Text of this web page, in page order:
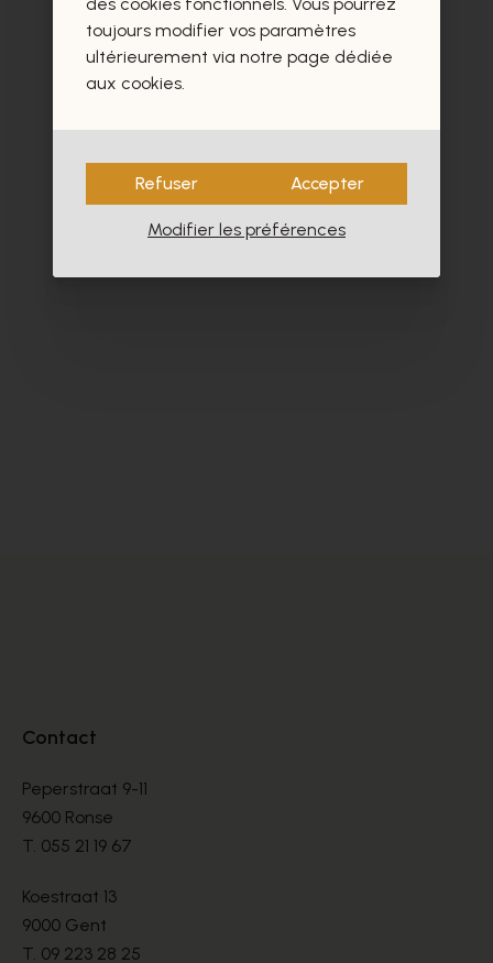
Contact
Peperstraat 9-11
9600 Ronse
T. 055 21 19 67
Koestraat 13
9000 Gent
T. 09 223 28 25
toujours modifier vos paramètres
ultérieurement via notre page dédiée
aux cookies.
Refuser Accepter
Modifier les préférences